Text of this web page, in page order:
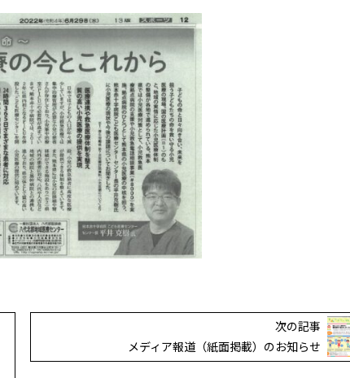
次の記事
メディア報道（紙面掲載）のお知らせ